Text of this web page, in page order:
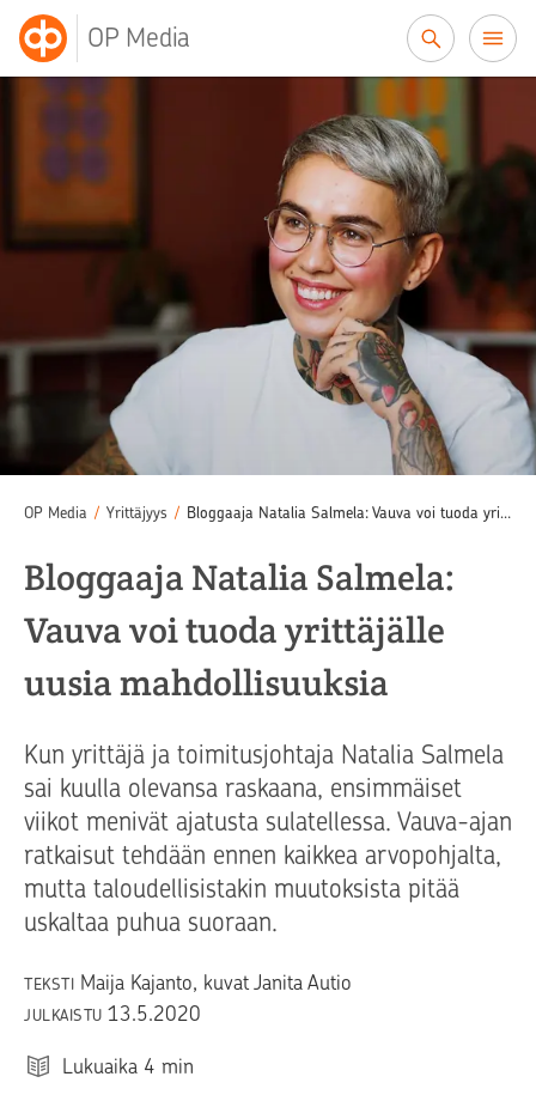
OP Media
OP Media / Yrittäjyys / Bloggaaja Natalia Salmela: Vauva voi tuoda yrittäjälle uusia mahdollisuuksia
Bloggaaja Natalia Salmela:
Vauva voi tuoda yrittäjälle
uusia mahdollisuuksia
Kun yrittäjä ja toimitusjohtaja Natalia Salmela
sai kuulla olevansa raskaana, ensimmäiset
viikot menivät ajatusta sulatellessa. Vauva-ajan
ratkaisut tehdään ennen kaikkea arvopohjalta,
mutta taloudellisistakin muutoksista pitää
uskaltaa puhua suoraan.
TEKSTI Maija Kajanto, kuvat Janita Autio
JULKAISTU 13.5.2020
Lukuaika 4 min